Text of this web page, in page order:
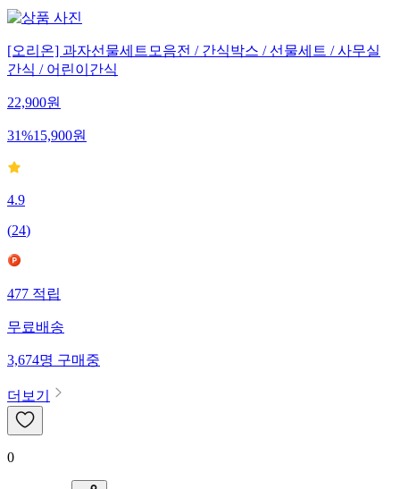
[오리온] 과자선물세트모음전 / 간식박스 / 선물세트 / 사무실
간식 / 어린이간식
22,900원
31%15,900원
4.9
(24)
477 적립
무료배송
3,674명 구매중
더보기
0